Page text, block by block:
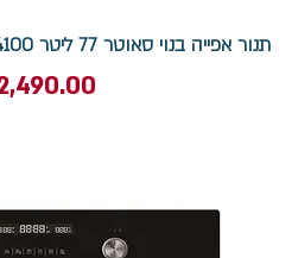
תנור אפייה בנוי סאוטר 77 ליטר CUISUNE 4100 שחור SAUTER
מחיר